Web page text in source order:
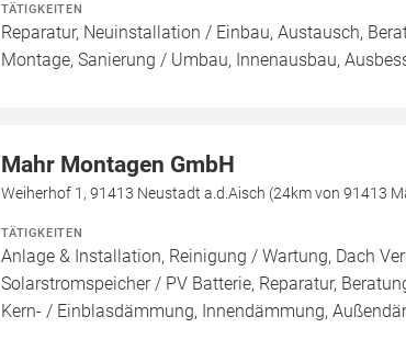
TÄTIGKEITEN
Reparatur, Neuinstallation / Einbau, Austausch,
Montage, Sanierung / Umbau, Innenausbau,
Mahr Montagen GmbH
Weiherhof 1, 91413 Neustadt a.d.Aisch (24km von 91413
TÄTIGKEITEN
Anlage & Installation, Reinigung / Wartung, Dach
Solarstromspeicher / PV Batterie, Reparatur,
Kern- / Einblasdämmung, Innendämmung,